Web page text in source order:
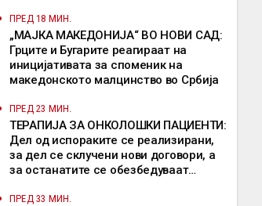
ПРЕД 18 МИН.
„МАЈКА МАКЕДОНИЈА“ ВО НОВИ САД:
Грците и Бугарите реагираат на
иницијативата за споменик на
македонското малцинство во Србија
ПРЕД 23 МИН.
ТЕРАПИЈА ЗА ОНКОЛОШКИ ПАЦИЕНТИ:
Дел од испораките се реализирани,
за дел се склучени нови договори, а
за останатите се обезбедуваат
ПРЕД 33 МИН.